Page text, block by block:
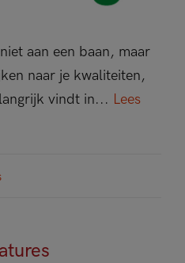
aan een baan, maar
naar je kwaliteiten,
vindt in... Lees